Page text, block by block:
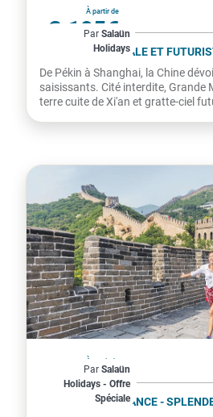
À partir de
3 195€
par personne
Par Salaün
Holidays
LA CHINE IMPÉRIALE ET
De Pékin à Shanghai, la Chine
saisissants. Cité interdite, Grande
terre cuite de Xi'an et gratte-ciel
À partir de
2 059€
par personne
Par Salaün
Holidays - Offre
Spéciale
SUR VOLS AIR FRANCE -